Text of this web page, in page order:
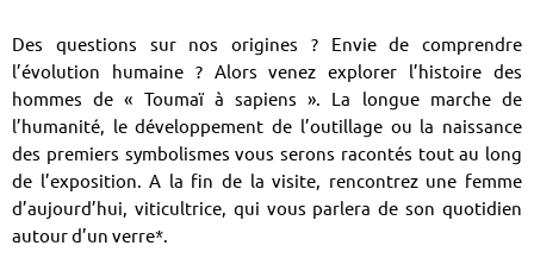
Des questions sur nos origines ? Envie de comprendre
l’évolution humaine ? Alors venez explorer l’histoire des
hommes de « Toumaï à sapiens ». La longue marche de
l’humanité, le développement de l’outillage ou la naissance
des premiers symbolismes vous serons racontés tout au long
de l’exposition. A la fin de la visite, rencontrez une femme
d’aujourd’hui, viticultrice, qui vous parlera de son quotidien
autour d’un verre*.